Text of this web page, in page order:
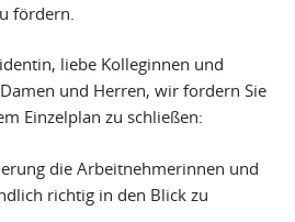
fördern.
liebe Kolleginnen und
und Herren, wir fordern Sie
Einzelplan zu schließen:
die Arbeitnehmerinnen und
richtig in den Blick zu